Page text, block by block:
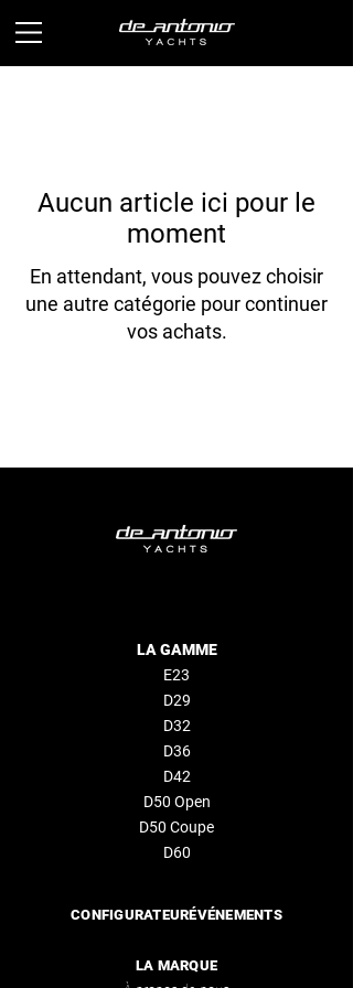
Aucun article ici pour le
moment
En attendant, vous pouvez choisir
une autre catégorie pour continuer
vos achats.
LA GAMME
E23
D29
D32
D36
D42
D50 Open
D50 Coupe
D60
CONFIGURATEURÉVÉNEMENTS
LA MARQUE